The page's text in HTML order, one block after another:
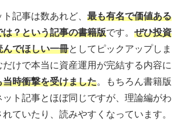
記事は数あれど、 最も有名で価値ある
？という記事の書籍版です。 ぜひ投資
でほしい一冊としてピックアップしま
だけで本当に資産運用が完結する内容に
当時衝撃を受けました。もちろん書籍版
ト記事とほぼ同じですが、理論編がわ
ていたり、読みやすくなっています。